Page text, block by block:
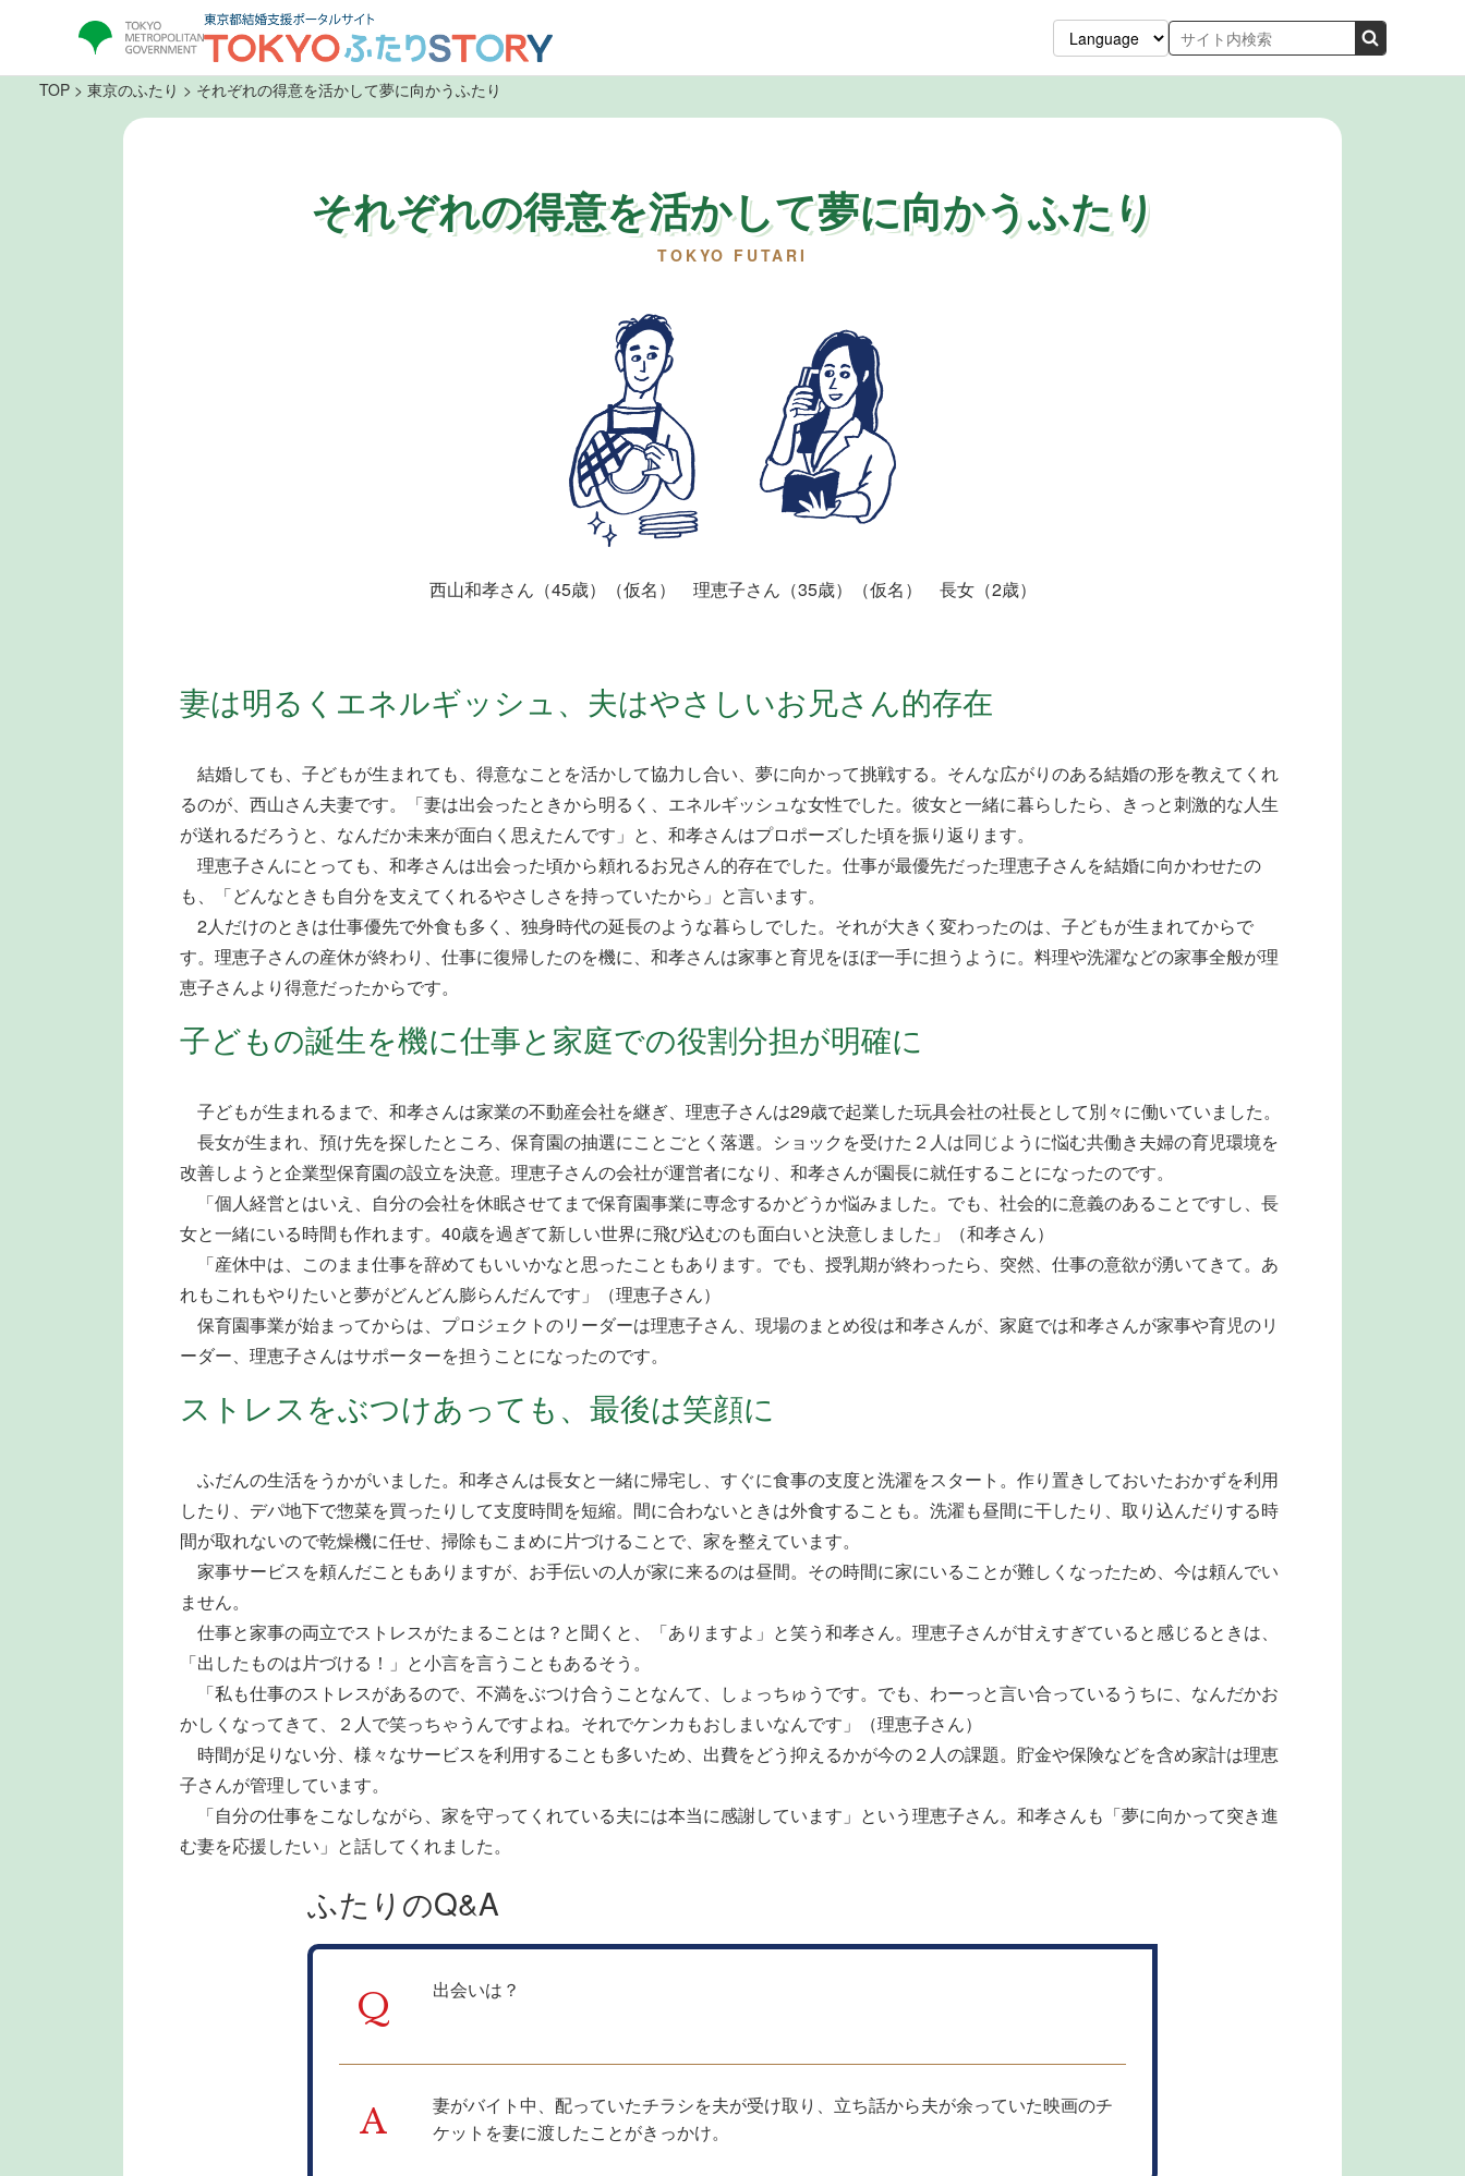
TOP > 東京のふたり > それぞれの得意を活かして夢に向かうふたり
それぞれの得意を活かして夢に向かうふたり
TOKYO FUTARI
西山和孝さん（45歳）（仮名） 理恵子さん（35歳）（仮名） 長女（2歳）
妻は明るくエネルギッシュ、夫はやさしいお兄さん的存在
結婚しても、子どもが生まれても、得意なことを活かして協力し合い、夢に向かって挑戦する。そんな広がりのある結婚の形を教えてくれ
るのが、西山さん夫妻です。「妻は出会ったときから明るく、エネルギッシュな女性でした。彼女と一緒に暮らしたら、きっと刺激的な人生
が送れるだろうと、なんだか未来が面白く思えたんです」と、和孝さんはプロポーズした頃を振り返ります。
理恵子さんにとっても、和孝さんは出会った頃から頼れるお兄さん的存在でした。仕事が最優先だった理恵子さんを結婚に向かわせたの
も、「どんなときも自分を支えてくれるやさしさを持っていたから」と言います。
2人だけのときは仕事優先で外食も多く、独身時代の延長のような暮らしでした。それが大きく変わったのは、子どもが生まれてからで
す。理恵子さんの産休が終わり、仕事に復帰したのを機に、和孝さんは家事と育児をほぼ一手に担うように。料理や洗濯などの家事全般が理
恵子さんより得意だったからです。
子どもの誕生を機に仕事と家庭での役割分担が明確に
子どもが生まれるまで、和孝さんは家業の不動産会社を継ぎ、理恵子さんは29歳で起業した玩具会社の社長として別々に働いていました。
長女が生まれ、預け先を探したところ、保育園の抽選にことごとく落選。ショックを受けた２人は同じように悩む共働き夫婦の育児環境を
改善しようと企業型保育園の設立を決意。理恵子さんの会社が運営者になり、和孝さんが園長に就任することになったのです。
「個人経営とはいえ、自分の会社を休眠させてまで保育園事業に専念するかどうか悩みました。でも、社会的に意義のあることですし、長
女と一緒にいる時間も作れます。40歳を過ぎて新しい世界に飛び込むのも面白いと決意しました」（和孝さん）
「産休中は、このまま仕事を辞めてもいいかなと思ったこともあります。でも、授乳期が終わったら、突然、仕事の意欲が湧いてきて。あ
れもこれもやりたいと夢がどんどん膨らんだんです」（理恵子さん）
保育園事業が始まってからは、プロジェクトのリーダーは理恵子さん、現場のまとめ役は和孝さんが、家庭では和孝さんが家事や育児のリ
ーダー、理恵子さんはサポーターを担うことになったのです。
ストレスをぶつけあっても、最後は笑顔に
ふだんの生活をうかがいました。和孝さんは長女と一緒に帰宅し、すぐに食事の支度と洗濯をスタート。作り置きしておいたおかずを利用
したり、デパ地下で惣菜を買ったりして支度時間を短縮。間に合わないときは外食することも。洗濯も昼間に干したり、取り込んだりする時
間が取れないので乾燥機に任せ、掃除もこまめに片づけることで、家を整えています。
家事サービスを頼んだこともありますが、お手伝いの人が家に来るのは昼間。その時間に家にいることが難しくなったため、今は頼んでい
ません。
仕事と家事の両立でストレスがたまることは？と聞くと、「ありますよ」と笑う和孝さん。理恵子さんが甘えすぎていると感じるときは、
「出したものは片づける！」と小言を言うこともあるそう。
「私も仕事のストレスがあるので、不満をぶつけ合うことなんて、しょっちゅうです。でも、わーっと言い合っているうちに、なんだかお
かしくなってきて、２人で笑っちゃうんですよね。それでケンカもおしまいなんです」（理恵子さん）
時間が足りない分、様々なサービスを利用することも多いため、出費をどう抑えるかが今の２人の課題。貯金や保険などを含め家計は理恵
子さんが管理しています。
「自分の仕事をこなしながら、家を守ってくれている夫には本当に感謝しています」という理恵子さん。和孝さんも「夢に向かって突き進
む妻を応援したい」と話してくれました。
ふたりのQ&A
Q 出会いは？
A
妻がバイト中、配っていたチラシを夫が受け取り、立ち話から夫が余っていた映画のチ
ケットを妻に渡したことがきっかけ。